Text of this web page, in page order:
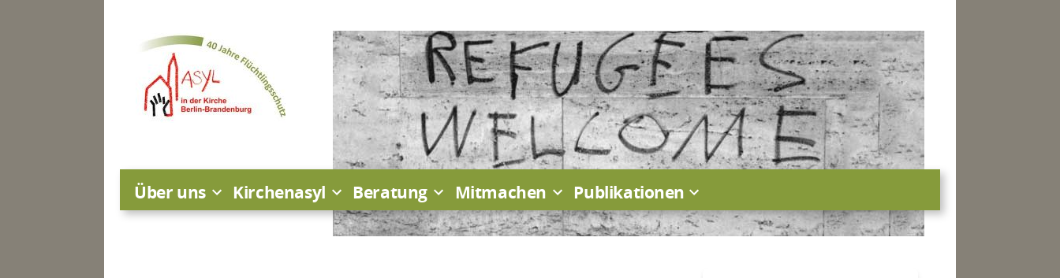
springen
Über uns Kirchenasyl Beratung Mitmachen Publikationen